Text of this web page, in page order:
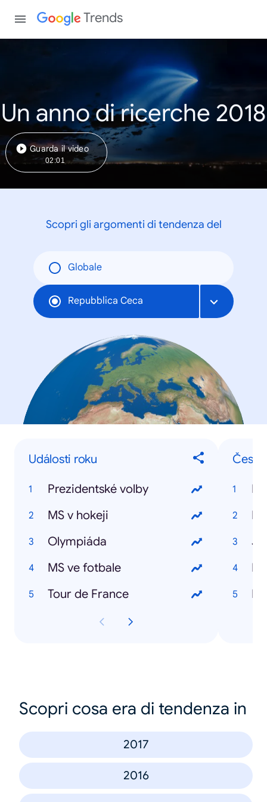
Trends
Un anno di ricerche 2018
Guarda il video
02:01
Scopri gli argomenti di tendenza del
Globale
Repubblica Ceca
Události roku
Prezidentské volby
MS v hokeji
Olympiáda
MS ve fotbale
Tour de France
Scopri cosa era di tendenza in
2017
2016